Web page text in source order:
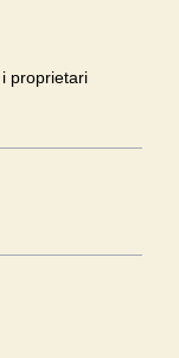
proprietari